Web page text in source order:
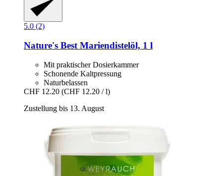
5.0 (2)
Nature's Best Mariendistelöl, 1 l
Mit praktischer Dosierkammer
Schonende Kaltpressung
Naturbelassen
CHF 12.20 (CHF 12.20 / l)
Zustellung bis 13. August